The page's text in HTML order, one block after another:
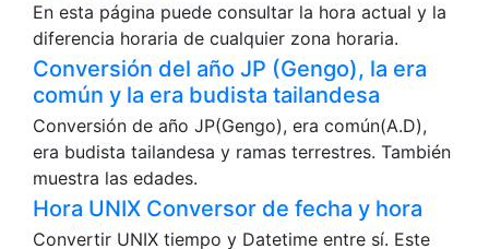
En esta página puede consultar la hora actual y la
diferencia horaria de cualquier zona horaria.
Conversión del año JP (Gengo), la era
común y la era budista tailandesa
Conversión de año JP(Gengo), era común(A.D),
era budista tailandesa y ramas terrestres. También
muestra las edades.
Hora UNIX Conversor de fecha y hora
Convertir UNIX tiempo y Datetime entre sí. Este